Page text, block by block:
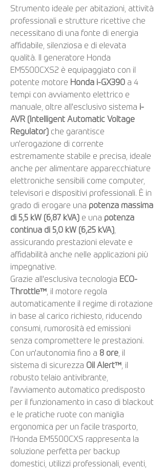
Strumento ideale per abitazioni, attività
professionali e strutture ricettive che
necessitano di una fonte di energia
affidabile, silenziosa e di elevata
qualità. Il generatore Honda
EM5500CXS2 è equipaggiato con il
potente motore Honda i-GX390 a 4
tempi con avviamento elettrico e
manuale, oltre all'esclusivo sistema i-
AVR (Intelligent Automatic Voltage
Regulator) che garantisce
un'erogazione di corrente
estremamente stabile e precisa, ideale
anche per alimentare apparecchiature
elettroniche sensibili come computer,
televisori e dispositivi professionali. È in
grado di erogare una potenza massima
di 5,5 kW (6,87 kVA) e una potenza
continua di 5,0 kW (6,25 kVA),
assicurando prestazioni elevate e
affidabilità anche nelle applicazioni più
impegnative.
Grazie all'esclusiva tecnologia ECO-
Throttle™, il motore regola
automaticamente il regime di rotazione
in base al carico richiesto, riducendo
consumi, rumorosità ed emissioni
senza compromettere le prestazioni.
Con un'autonomia fino a 8 ore, il
sistema di sicurezza Oil Alert™, il
robusto telaio antivibrante,
l'avviamento automatico predisposto
per il funzionamento in caso di blackout
e le pratiche ruote con maniglia
ergonomica per un facile trasporto,
l'Honda EM5500CXS rappresenta la
soluzione perfetta per backup
domestici, utilizzi professionali, eventi,